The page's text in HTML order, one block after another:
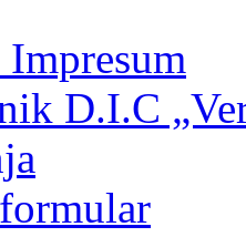
Impresum
D.I.C